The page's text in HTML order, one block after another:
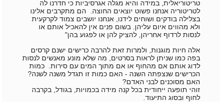
טריטוריאלית, במידה והיא מגלה אגרסיביות כי חדרנו לה
לטריטוריה אנחנו פשוט יוצאים החוצה.
הם מתקרבים אלינו
בצלילה בודקים ושוחים לידנו, אנחנו יושבים צמוד לקרקעית
ולא מהווים איום עליהן.בשום פנים אין להאכיל אותם או
לנסות לרדוף אחריהן, להציק להן או לפגוע בהן"
אלה חיות מוגנות, ולמרות זאת להרבה כרישים ישנם קרסים
בפה כמו שניתן לראות בסרטים, מה שלא מונע מאנשים לנסות
לדוג אותם אם מהחוף או אם מתוך המים עם סירות. כמות
הכרישים שנצפתה השנה - האם כמות זו תגדל משנה לשנה?
האם מסוכנים לבני האדם?
זוהי תופעה ייחודית בכל קנה מידה בכמויות, בגודל, בקרבה
לחוף ובסוג התיעוד.